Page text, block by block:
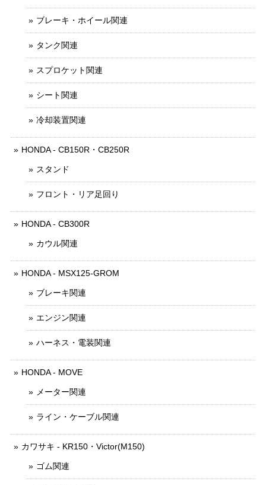
ブレーキ・ホイール関連
タンク関連
スプロケット関連
シート関連
冷却装置関連
HONDA - CB150R・CB250R
スタンド
フロント・リア足回り
HONDA - CB300R
カウル関連
HONDA - MSX125-GROM
ブレーキ関連
エンジン関連
ハーネス・電装関連
HONDA - MOVE
メーター関連
ライン・ケーブル関連
カワサキ - KR150・Victor(M150)
ゴム関連